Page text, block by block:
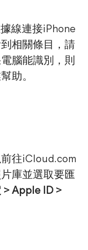
線連接iPhone
相關條目，請
腦能識別，則
助。
往iCloud.com
庫並選取要匯
> Apple ID >